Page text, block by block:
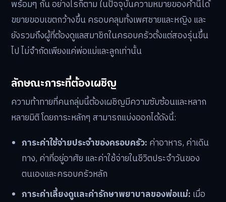
พร้อมๆ กัน อย่างไรก็ตาม ในปัจจุบันความหมายของคำนี้ได้
ขยายขอบเขตกว้างขึ้น ครอบคลุมทั้งเพศชายและหญิง และ
ยังรวมถึงผู้ที่ต้องดูแลสมาชิกในครอบครัวตั้งแต่สองรุ่นขึ้น
ไป ไม่จำกัดเพียงแค่พ่อแม่และลูกเท่านั้น
ลักษณะภาระที่ต้องเผชิญ
ความท้าทายที่คนกลุ่มนี้ต้องเผชิญมีความซับซ้อนและหลาก
หลายมิติ โดยภาระหลักๆ สามารถแบ่งออกได้ดังนี้:
ภาระค่าใช้จ่ายประจำของครอบครัว: ค่าอาหาร, ค่าเดิน
ทาง, ค่าที่อยู่อาศัย และค่าใช้จ่ายในชีวิตประจำวันของ
ตนเองและครอบครัวหลัก
ภาระค่าเลี้ยงดูและค่ารักษาพยาบาลของพ่อแม่: เมื่อ